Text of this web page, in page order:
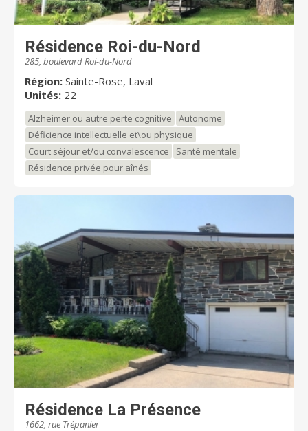
Résidence Roi-du-Nord
285, boulevard Roi-du-Nord
Région: Sainte-Rose, Laval
Unités: 22
Alzheimer ou autre perte cognitive
Autonome
Déficience intellectuelle et\ou physique
Court séjour et/ou convalescence
Santé mentale
Résidence privée pour aînés
Résidence La Présence
1662, rue Trépanier